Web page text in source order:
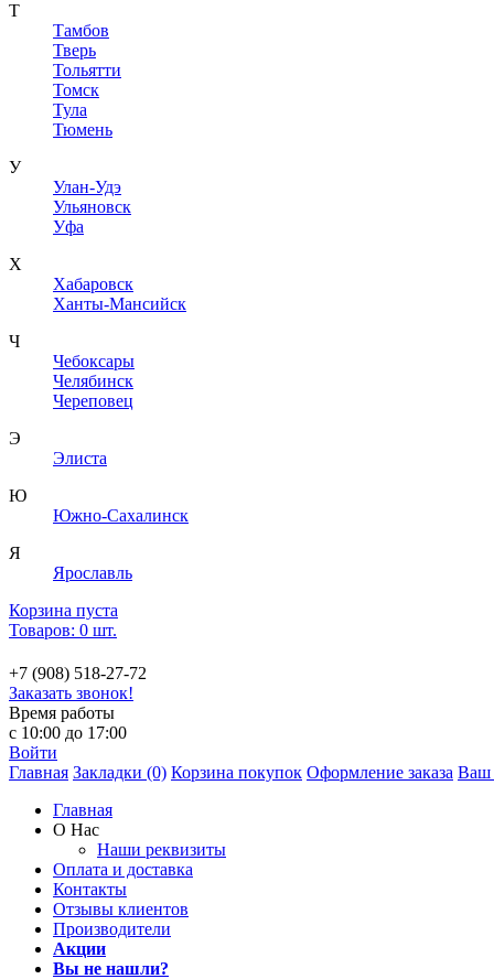
Т
Тамбов
Тверь
Тольятти
Томск
Тула
Тюмень
У
Улан-Удэ
Ульяновск
Уфа
Х
Хабаровск
Ханты-Мансийск
Ч
Чебоксары
Челябинск
Череповец
Э
Элиста
Ю
Южно-Сахалинск
Я
Ярославль
Корзина пуста
Товаров: 0 шт.
+7 (908) 518-27-72
Заказать звонок!
Время работы
с 10:00 до 17:00
Войти
Главная Закладки (0) Корзина покупок Оформление заказа Ваш
Главная
О Нас
Наши реквизиты
Оплата и доставка
Контакты
Отзывы клиентов
Производители
Акции
Вы не нашли?